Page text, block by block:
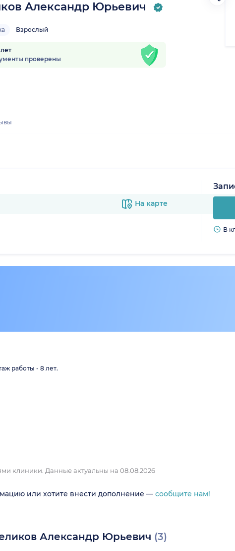
Александр Юрьевич
Взрослый
проверены
На карте
В
работы - 8 лет.
клиники. Данные актуальны на 08.08.2026
или хотите внести дополнение — сообщите нам!
Александр Юрьевич (3)